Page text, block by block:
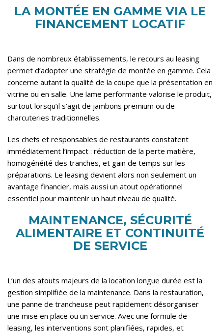
LA MONTÉE EN GAMME VIA LE
FINANCEMENT LOCATIF
Dans de nombreux établissements, le recours au leasing
permet d’adopter une stratégie de montée en gamme. Cela
concerne autant la qualité de la coupe que la présentation en
vitrine ou en salle. Une lame performante valorise le produit,
surtout lorsqu’il s’agit de jambons premium ou de
charcuteries traditionnelles.
Les chefs et responsables de restaurants constatent
immédiatement l’impact : réduction de la perte matière,
homogénéité des tranches, et gain de temps sur les
préparations. Le leasing devient alors non seulement un
avantage financier, mais aussi un atout opérationnel
essentiel pour maintenir un haut niveau de qualité.
MAINTENANCE, SÉCURITÉ
ALIMENTAIRE ET CONTINUITÉ
DE SERVICE
L’un des atouts majeurs de la location longue durée est la
gestion simplifiée de la maintenance. Dans la restauration,
une panne de trancheuse peut rapidement désorganiser
une mise en place ou un service. Avec une formule de
leasing, les interventions sont planifiées, rapides, et